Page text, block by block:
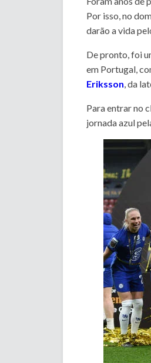
Por isso, no
darão a vida
De pronto, foi
em Portugal,
Eriksson, da
Para entrar no
jornada azul